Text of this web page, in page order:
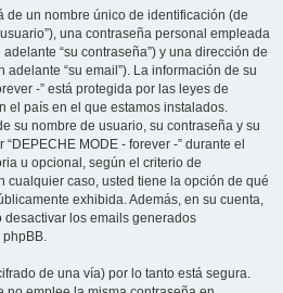
de un nombre único de identificación (de
una contraseña personal empleada
“su contraseña”) y una dirección de
“su email”). La información de su
-” está protegida por las leyes de
el país en el que estamos instalados.
su nombre de usuario, su contraseña y su
MODE - forever -” durante el
u opcional, según el criterio de
cualquier caso, usted tiene la opción de qué
exhibida. Además, en su cuenta,
los emails generados
phpBB.
de una vía) por lo tanto está segura.